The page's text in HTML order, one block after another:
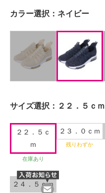
カラー選択： ネイビー
サイズ選択： ２２．５ｃｍ
２２．５ｃ
ｍ
在庫あり
２３．０ｃｍ
残りわずか
２４．５ｃｍ